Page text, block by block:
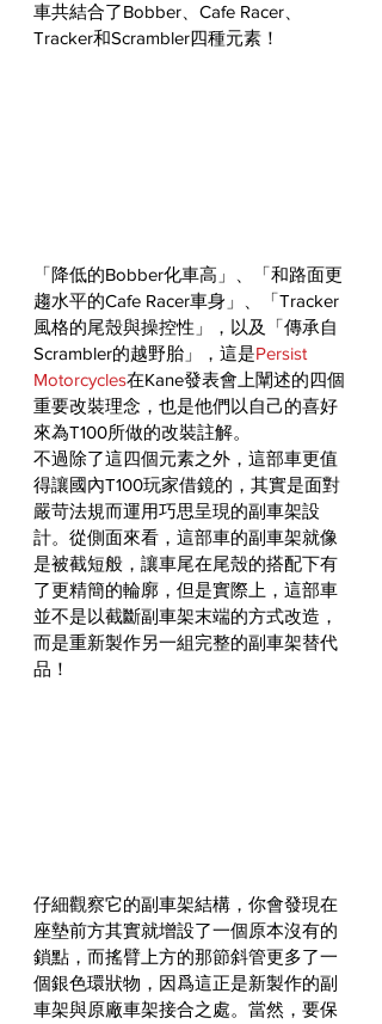
車共結合了Bobber、Cafe Racer、
Tracker和Scrambler四種元素！
「降低的Bobber化車高」、「和路面更
趨水平的Cafe Racer車身」、「Tracker
風格的尾殼與操控性」，以及「傳承自
Scrambler的越野胎」，這是Persist
Motorcycles在Kane發表會上闡述的四個
重要改裝理念，也是他們以自己的喜好
來為T100所做的改裝註解。
不過除了這四個元素之外，這部車更值
得讓國內T100玩家借鏡的，其實是面對
嚴苛法規而運用巧思呈現的副車架設
計。從側面來看，這部車的副車架就像
是被截短般，讓車尾在尾殼的搭配下有
了更精簡的輪廓，但是實際上，這部車
並不是以截斷副車架末端的方式改造，
而是重新製作另一組完整的副車架替代
品！
仔細觀察它的副車架結構，你會發現在
座墊前方其實就增設了一個原本沒有的
鎖點，而搖臂上方的那節斜管更多了一
個銀色環狀物，因爲這正是新製作的副
車架與原廠車架接合之處。當然，要保